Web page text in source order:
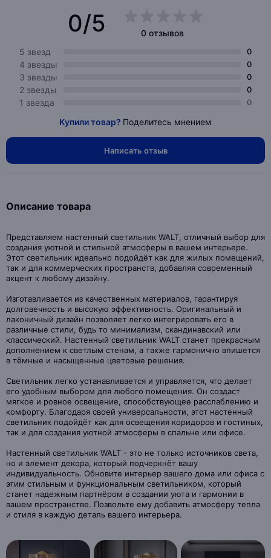
0/5
0 отзывов
5 звезд
0
4 звезды 0
3 звезды 0
2 звезды 0
1 звезда 0
Купили товар? Поделитесь мнением
Написать отзыв
Описание товара
Представляем настенный светильник WALT, отличный выбор для
создания уютной и стильной атмосферы в вашем интерьере.
Этот светильник идеально подойдёт как для жилых помещений,
так и для коммерческих пространств, добавляя современный
акцент к любому дизайну.
Изготавливается из качественных материалов, гарантируя
долговечность и высокую эффективность. Оригинальный и
лаконичный дизайн позволяет легко интегрировать его в
различные стили, будь то минимализм, скандинавский или
классический. Настенный светильник WALT станет прекрасным
дополнением к светлым стенам, а также гармонично впишется
в тёмные и насыщенные цветовые решения.
Светильник легко устанавливается и управляется, что делает
его удобным выбором для любого помещения. Он создаст
мягкое и ровное освещение, способствующее расслаблению и
комфорту. Благодаря своей универсальности, этот настенный
светильник подойдёт как для освещения коридоров и гостиных,
так и для создания уютной атмосферы в спальне или офисе.
Настенный светильник WALT - это не только источников света,
но и элемент декора, который подчеркнёт вашу
индивидуальность. Обновите интерьер вашего дома или офиса с
этим стильным и функциональным светильником, который
станет надежным партнёром в создании уюта и гармонии в
вашем пространстве. Позвольте ему добавить атмосферу тепла
и стиля в каждую деталь вашего интерьера.